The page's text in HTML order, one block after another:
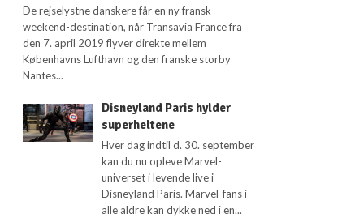
De rejselystne danskere får en ny fransk
weekend-destination, når Transavia France fra
den 7. april 2019 flyver direkte mellem
Københavns Lufthavn og den franske storby
Nantes...
Disneyland Paris hylder
superheltene
Hver dag indtil d. 30. september
kan du nu opleve Marvel-
universet i levende live i
Disneyland Paris. Marvel-fans i
alle aldre kan dykke ned i en...